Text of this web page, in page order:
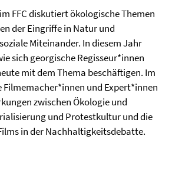
FFC diskutiert ökologische Themen
der Eingriffe in Natur und
Miteinander. In diesem Jahr
sich georgische Regisseur*innen
mit dem Thema beschäftigen. Im
Filmemacher*innen und Expert*innen
zwischen Ökologie und
und Protestkultur und die
in der Nachhaltigkeitsdebatte.